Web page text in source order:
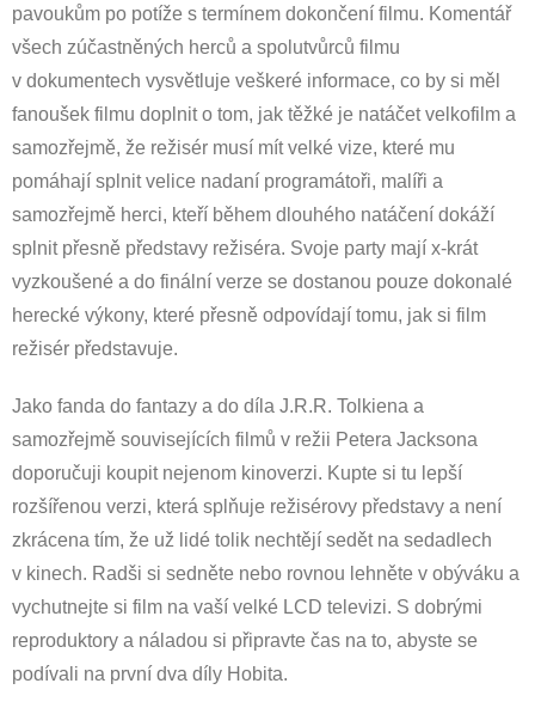
pavoukům po potíže s termínem dokončení filmu. Komentář
všech zúčastněných herců a spolutvůrců filmu
v dokumentech vysvětluje veškeré informace, co by si měl
fanoušek filmu doplnit o tom, jak těžké je natáčet velkofilm a
samozřejmě, že režisér musí mít velké vize, které mu
pomáhají splnit velice nadaní programátoři, malíři a
samozřejmě herci, kteří během dlouhého natáčení dokáží
splnit přesně představy režiséra. Svoje party mají x-krát
vyzkoušené a do finální verze se dostanou pouze dokonalé
herecké výkony, které přesně odpovídají tomu, jak si film
režisér představuje.
Jako fanda do fantazy a do díla J.R.R. Tolkiena a
samozřejmě souvisejících filmů v režii Petera Jacksona
doporučuji koupit nejenom kinoverzi. Kupte si tu lepší
rozšířenou verzi, která splňuje režisérovy představy a není
zkrácena tím, že už lidé tolik nechtějí sedět na sedadlech
v kinech. Radši si sedněte nebo rovnou lehněte v obýváku a
vychutnejte si film na vaší velké LCD televizi. S dobrými
reproduktory a náladou si připravte čas na to, abyste se
podívali na první dva díly Hobita.